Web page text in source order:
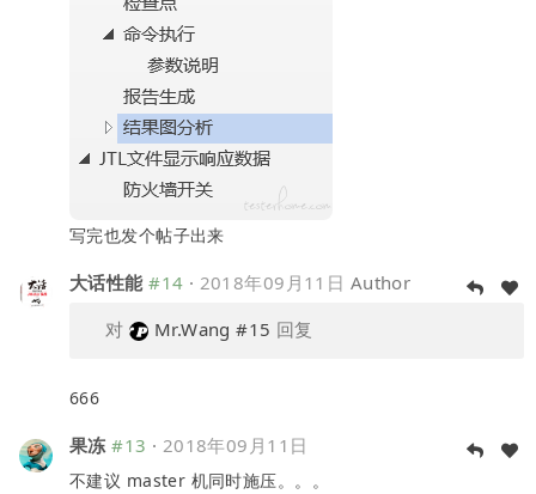
写完也发个帖子出来
大话性能 #14 · 2018年09月11日 Author
对
Mr.Wang #15 回复
666
果冻 #13 · 2018年09月11日
不建议 master 机同时施压。。。